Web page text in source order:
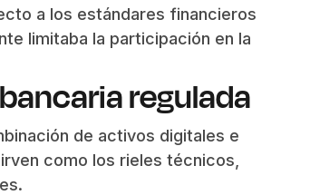
a los estándares financieros
limitaba la participación en la
regulada
de activos digitales e
como los rieles técnicos,